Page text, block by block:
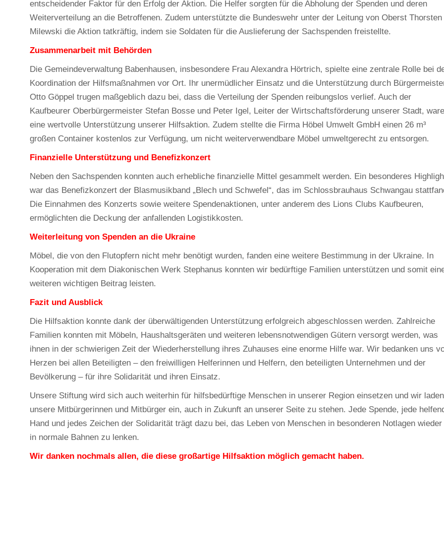
entscheidender Faktor für den Erfolg der Aktion. Die Helfer sorgten für die Abholung der Spenden und deren
Weiterverteilung an die Betroffenen. Zudem unterstützte die Bundeswehr unter der Leitung von Oberst Thorsten
Milewski die Aktion tatkräftig, indem sie Soldaten für die Auslieferung der Sachspenden freistellte.
Zusammenarbeit mit Behörden
Die Gemeindeverwaltung Babenhausen, insbesondere Frau Alexandra Hörtrich, spielte eine zentrale Rolle bei
Koordination der Hilfsmaßnahmen vor Ort. Ihr unermüdlicher Einsatz und die Unterstützung durch
Otto Göppel trugen maßgeblich dazu bei, dass die Verteilung der Spenden reibungslos verlief. Auch der
Kaufbeurer Oberbürgermeister Stefan Bosse und Peter Igel, Leiter der Wirtschaftsförderung unserer Stadt,
eine wertvolle Unterstützung unserer Hilfsaktion. Zudem stellte die Firma Höbel Umwelt GmbH einen 26 m³
großen Container kostenlos zur Verfügung, um nicht weiterverwendbare Möbel umweltgerecht zu entsorgen.
Finanzielle Unterstützung und Benefizkonzert
Neben den Sachspenden konnten auch erhebliche finanzielle Mittel gesammelt werden. Ein besonderes
war das Benefizkonzert der Blasmusikband „Blech und Schwefel“, das im Schlossbrauhaus Schwangau
Die Einnahmen des Konzerts sowie weitere Spendenaktionen, unter anderem des Lions Clubs Kaufbeuren,
ermöglichten die Deckung der anfallenden Logistikkosten.
Weiterleitung von Spenden an die Ukraine
Möbel, die von den Flutopfern nicht mehr benötigt wurden, fanden eine weitere Bestimmung in der Ukraine. In
Kooperation mit dem Diakonischen Werk Stephanus konnten wir bedürftige Familien unterstützen und somit
weiteren wichtigen Beitrag leisten.
Fazit und Ausblick
Die Hilfsaktion konnte dank der überwältigenden Unterstützung erfolgreich abgeschlossen werden. Zahlreiche
Familien konnten mit Möbeln, Haushaltsgeräten und weiteren lebensnotwendigen Gütern versorgt werden, was
ihnen in der schwierigen Zeit der Wiederherstellung ihres Zuhauses eine enorme Hilfe war. Wir bedanken uns
Herzen bei allen Beteiligten – den freiwilligen Helferinnen und Helfern, den beteiligten Unternehmen und der
Bevölkerung – für ihre Solidarität und ihren Einsatz.
Unsere Stiftung wird sich auch weiterhin für hilfsbedürftige Menschen in unserer Region einsetzen und wir laden
unsere Mitbürgerinnen und Mitbürger ein, auch in Zukunft an unserer Seite zu stehen. Jede Spende, jede
Hand und jedes Zeichen der Solidarität trägt dazu bei, das Leben von Menschen in besonderen Notlagen wieder
in normale Bahnen zu lenken.
Wir danken nochmals allen, die diese großartige Hilfsaktion möglich gemacht haben.